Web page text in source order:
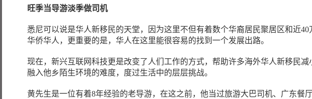
旺季当导游淡季做司机
悉尼可以说是华人新移民的天堂，因为这里不但有着数个华裔居民聚居区和近40
华侨华人，更重要的是，华人在这里能很容易的找到一个发展出路。
现在，新兴互联网科技更是改变了人们工作的方式，帮助许多海外华人新移民减
融入他乡陌生环境的难度，度过生活中的层层挑战。
黄先生是一位有着8年经验的老导游，在这之前，他当过旅游大巴司机、广东餐